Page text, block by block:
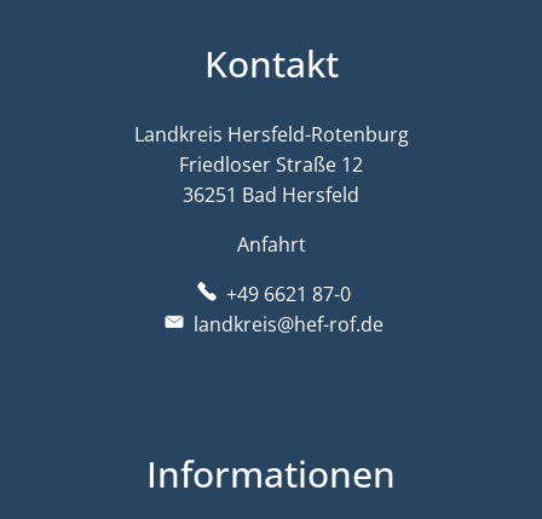
Kontakt
Landkreis Hersfeld-Rotenburg
Friedloser Straße 12
36251 Bad Hersfeld
Anfahrt
+49 6621 87-0
landkreis@hef-rof.de
Informationen